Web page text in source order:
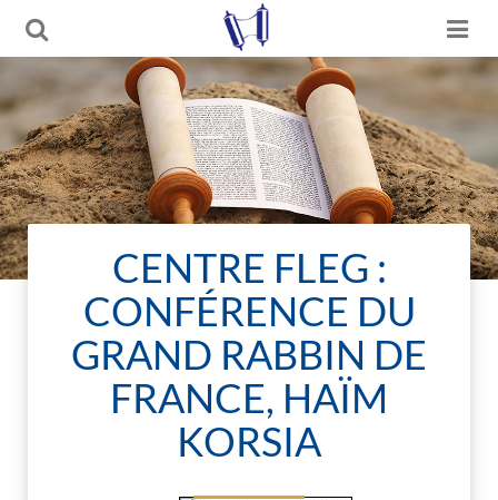
CENTRE FLEG :
CONFÉRENCE DU
GRAND RABBIN DE
FRANCE, HAÏM
KORSIA